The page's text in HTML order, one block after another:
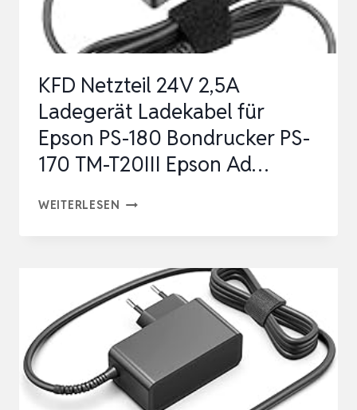
ERSATZTEILE
XC7042/01
KFD Netzteil 24V 2,5A
Ladegerät Ladekabel für
Epson PS-180 Bondrucker PS-
170 TM-T20III Epson Ad…
WEITERLESEN KFD
2,5A
LADEGERÄT
LADEKABEL
FÜR
EPSON
PS-